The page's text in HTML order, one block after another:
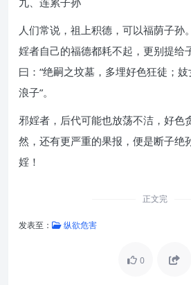
人们常说，祖上积德，可以福荫子孙
婬者自己的福德都耗不起，更别提给
曰：“绝嗣之坟墓，多埋好色狂徒；
浪子”。
邪婬者，后代可能也放荡不洁，好色
然，还有更严重的果报，便是断子绝
婬！
正文完
发表至： 纵欲危害
0